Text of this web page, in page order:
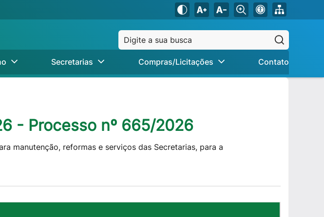
Secretarias Compras/Licitações Contato
- Processo nº 665/2026
manutenção, reformas e serviços das Secretarias, para a